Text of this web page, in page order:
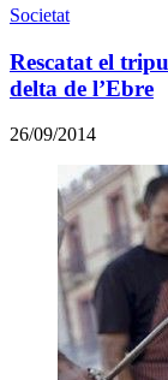
Societat
Rescatat el
delta de l’Ebre
26/09/2014